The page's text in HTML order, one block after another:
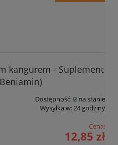
kangurem - Suplement
Dostępność:
na stanie
Wysyłka w:24 godziny
Cena:
12,85 zł